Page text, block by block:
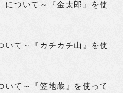
ついて～『金太郎』を使
て～『カチカチ山』を使
て～『笠地蔵』を使って